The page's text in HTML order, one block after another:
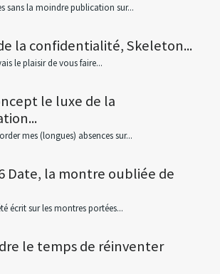
sans la moindre publication sur...
la confidentialité, Skeleton...
le plaisir de vous faire...
le luxe de la
mes (longues) absences sur...
Date, la montre oubliée de
écrit sur les montres portées...
le temps de réinventer